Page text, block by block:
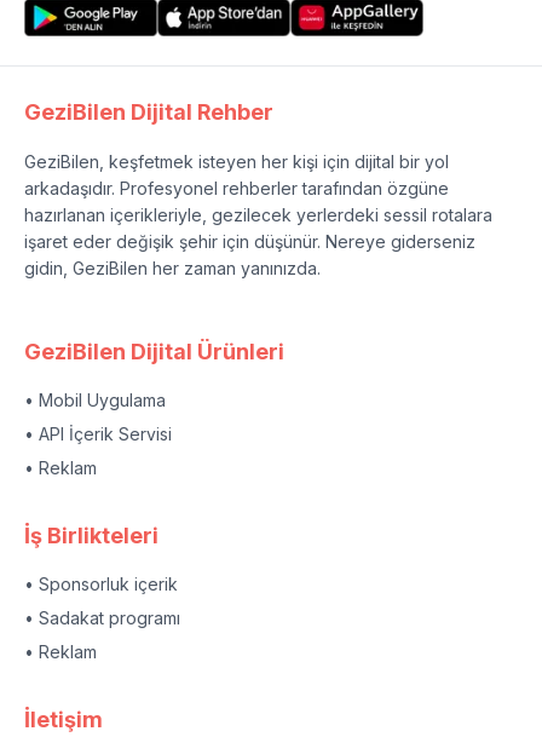
GeziBilen Dijital Rehber
GeziBilen, keşfetmek isteyen her kişi için dijital bir yol
arkadaşıdır. Profesyonel rehberler tarafından özgüne
hazırlanan içerikleriyle, gezilecek yerlerdeki sessil rotalara
işaret eder değişik şehir için düşünür. Nereye giderseniz
gidin, GeziBilen her zaman yanınızda.
GeziBilen Dijital Ürünleri
• Mobil Uygulama
• API İçerik Servisi
• Reklam
İş Birlikteleri
• Sponsorluk içerik
• Sadakat programı
• Reklam
İletişim